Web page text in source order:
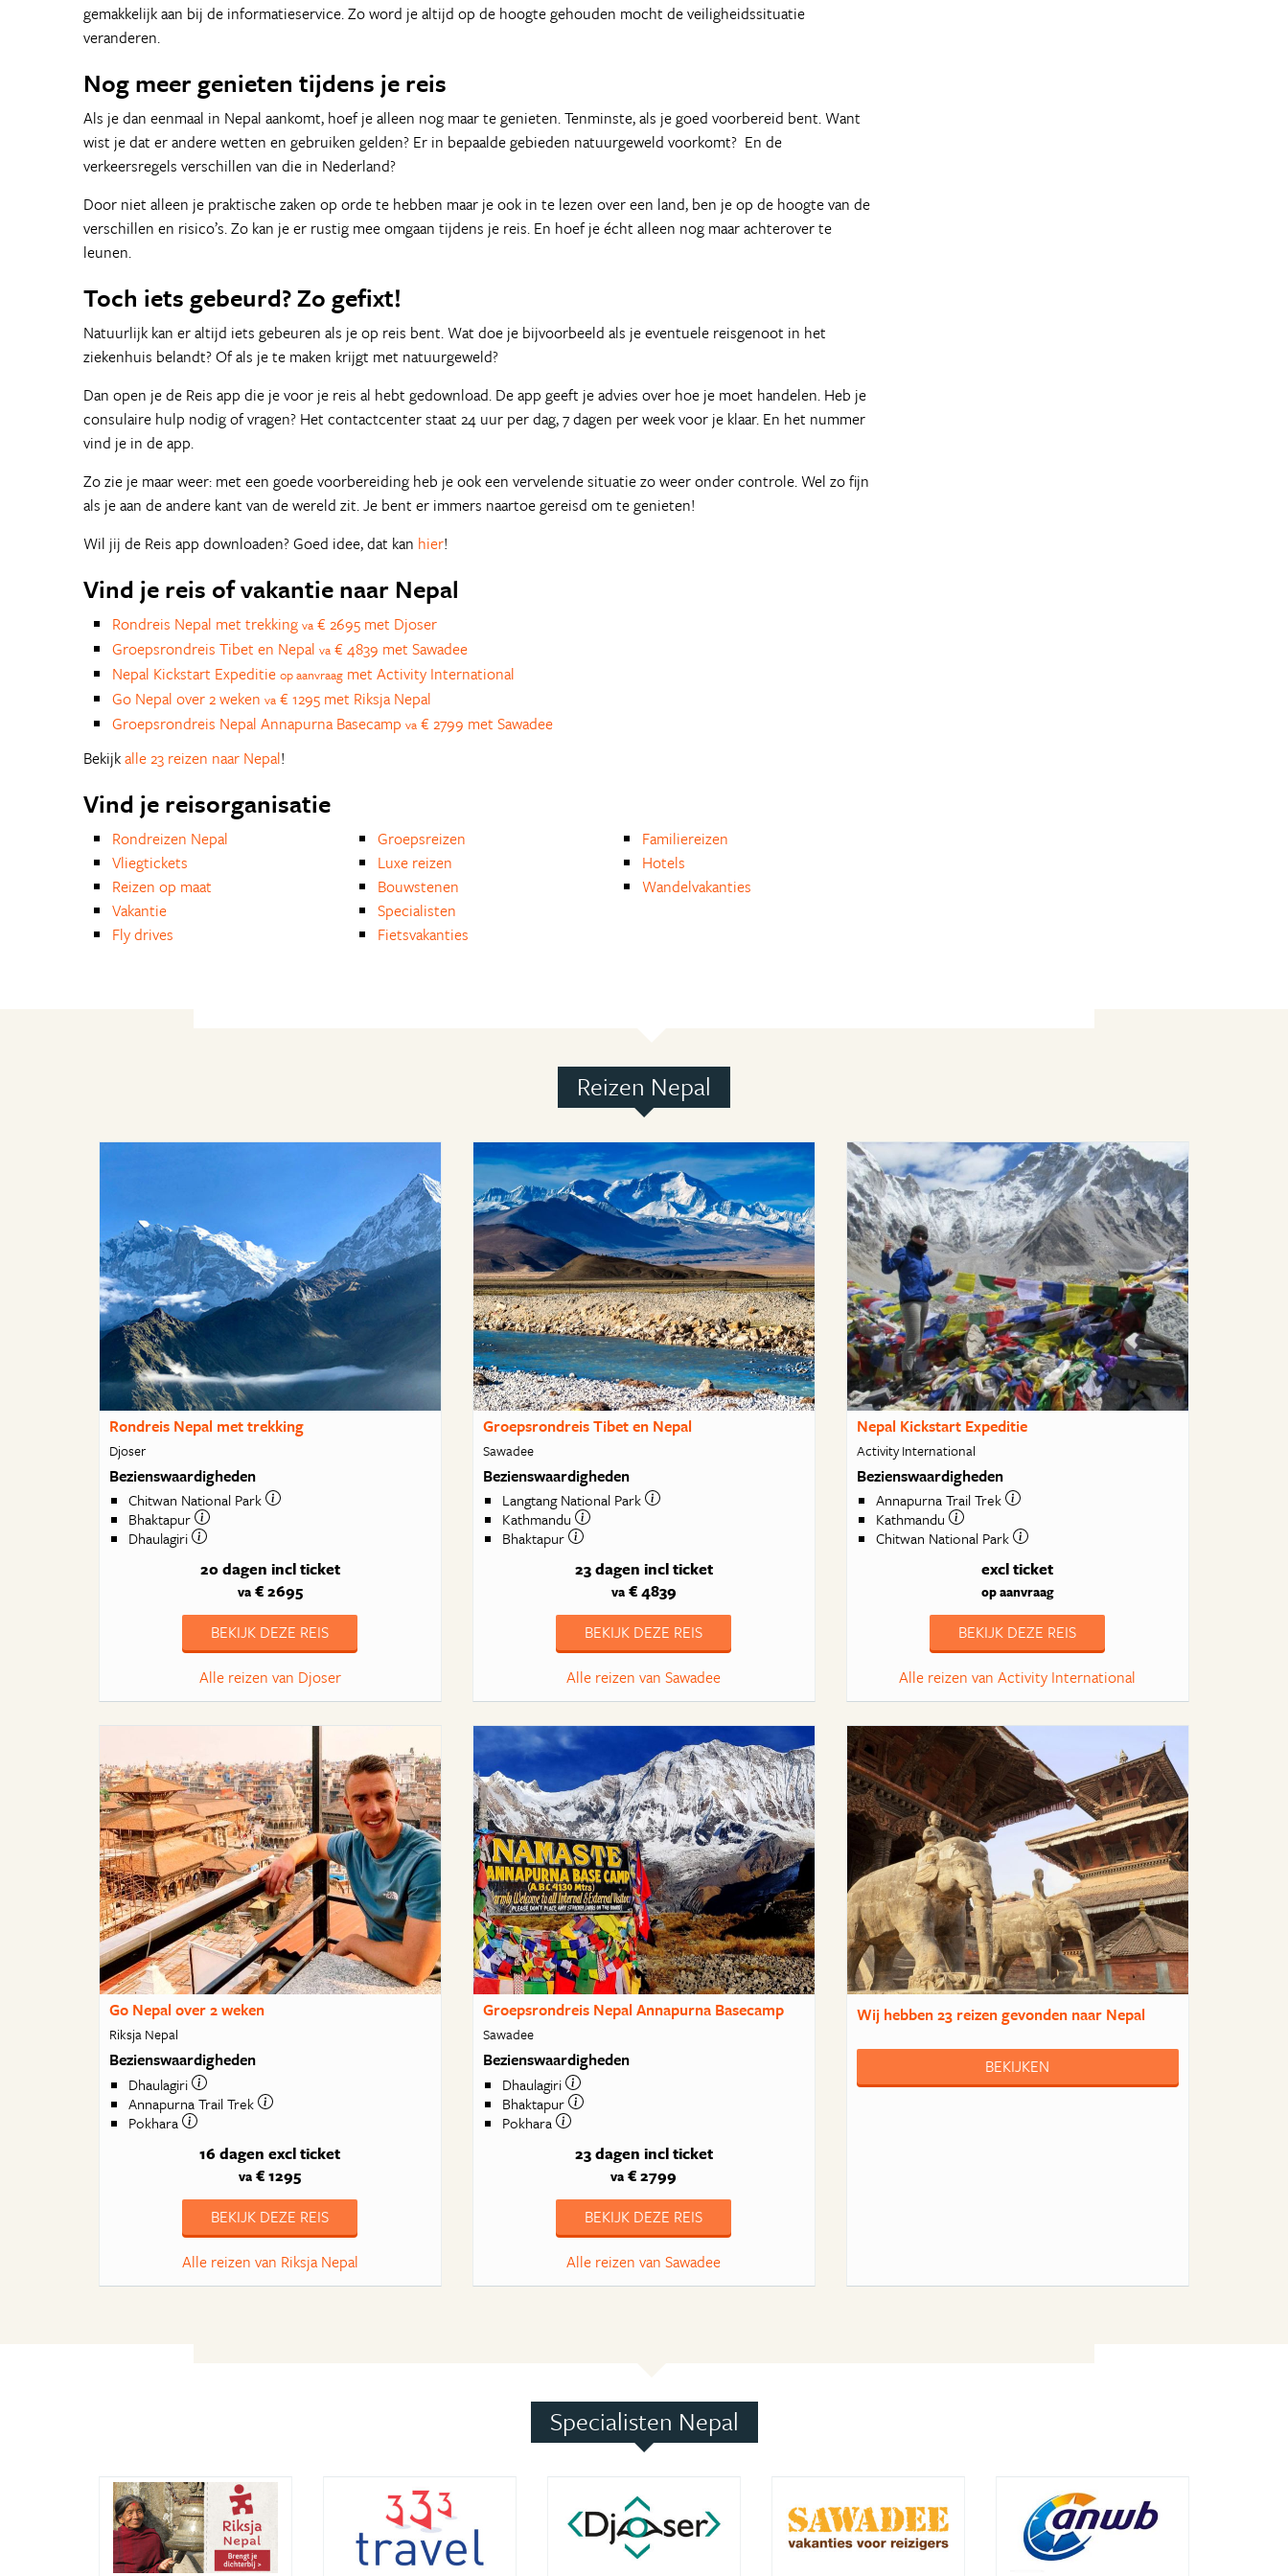
gemakkelijk aan bij de informatieservice. Zo word je altijd op de hoogte gehouden mocht de veiligheidssituatie
veranderen.
Nog meer genieten tijdens je reis
Als je dan eenmaal in Nepal aankomt, hoef je alleen nog maar te genieten. Tenminste, als je goed voorbereid bent. Want
wist je dat er andere wetten en gebruiken gelden? Er in bepaalde gebieden natuurgeweld voorkomt? En de
verkeersregels verschillen van die in Nederland?
Door niet alleen je praktische zaken op orde te hebben maar je ook in te lezen over een land, ben je op de hoogte van de
verschillen en risico’s. Zo kan je er rustig mee omgaan tijdens je reis. En hoef je écht alleen nog maar achterover te
leunen.
Toch iets gebeurd? Zo gefixt!
Natuurlijk kan er altijd iets gebeuren als je op reis bent. Wat doe je bijvoorbeeld als je eventuele reisgenoot in het
ziekenhuis belandt? Of als je te maken krijgt met natuurgeweld?
Dan open je de Reis app die je voor je reis al hebt gedownload. De app geeft je advies over hoe je moet handelen. Heb je
consulaire hulp nodig of vragen? Het contactcenter staat 24 uur per dag, 7 dagen per week voor je klaar. En het nummer
vind je in de app.
Zo zie je maar weer: met een goede voorbereiding heb je ook een vervelende situatie zo weer onder controle. Wel zo fijn
als je aan de andere kant van de wereld zit. Je bent er immers naartoe gereisd om te genieten!
Wil jij de Reis app downloaden? Goed idee, dat kan hier!
Vind je reis of vakantie naar Nepal
Rondreis Nepal met trekking va € 2695 met Djoser
Groepsrondreis Tibet en Nepal va € 4839 met Sawadee
Nepal Kickstart Expeditie op aanvraag met Activity International
Go Nepal over 2 weken va € 1295 met Riksja Nepal
Groepsrondreis Nepal Annapurna Basecamp va € 2799 met Sawadee
Bekijkalle 23 reizen naar Nepal!
Vind je reisorganisatie
Rondreizen Nepal
Vliegtickets
Reizen op maat
Vakantie
Fly drives
Groepsreizen
Luxe reizen
Bouwstenen
Specialisten
Fietsvakanties
Familiereizen
Hotels
Wandelvakanties
Reizen Nepal
Rondreis Nepal met trekking
Djoser
Bezienswaardigheden
Chitwan National Park
Bhaktapur
Dhaulagiri
20 dagen incl ticket
va€ 2695
BEKIJK DEZE REIS
Alle reizen van Djoser
Groepsrondreis Tibet en Nepal
Sawadee
Bezienswaardigheden
Langtang National Park
Kathmandu
Bhaktapur
23 dagen incl ticket
va€ 4839
BEKIJK DEZE REIS
Alle reizen van Sawadee
Nepal Kickstart Expeditie
Activity International
Bezienswaardigheden
Annapurna Trail Trek
Kathmandu
Chitwan National Park
excl ticket
op aanvraag
BEKIJK DEZE REIS
Alle reizen van Activity International
Go Nepal over 2 weken
Riksja Nepal
Bezienswaardigheden
Dhaulagiri
Annapurna Trail Trek
Pokhara
16 dagen excl ticket
va € 1295
BEKIJK DEZE REIS
Alle reizen van Riksja Nepal
Groepsrondreis Nepal Annapurna Basecamp
Sawadee
Bezienswaardigheden
Dhaulagiri
Bhaktapur
Pokhara
23 dagen incl ticket
va € 2799
BEKIJK DEZE REIS
Alle reizen van Sawadee
Wij hebben23 reizengevonden naar Nepal
BEKIJKEN
Specialisten Nepal